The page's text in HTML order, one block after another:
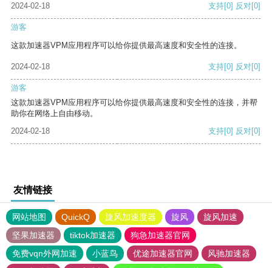
2024-02-18 支持[0] 反对[0]
游客
这款加速器VPM应用程序可以给你提供最高速度和安全性的连接。
2024-02-18 支持[0] 反对[0]
游客
这款加速器VPM应用程序可以给你提供最高速度和安全性的连接，并帮
助你在网络上自由移动。
2024-02-18
支持[0] 反对[0]
友情链接
网站地图 QuickQ 旋风加速度器 旋风
旋风加速
坚果加速器
tiktok加速器
狗急加速器官网
免费vqn外网加速
小蓝鸟 优途加速器官网
风驰加速器